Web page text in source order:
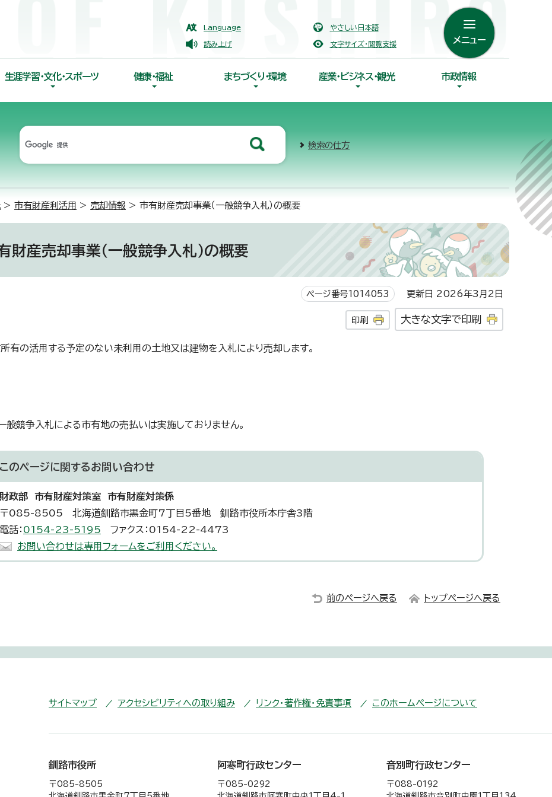
Language やさしい日本語
読み上げ 文字サイズ・閲覧支援 メニュー
生涯学習・文化・スポーツ 健康・福祉 まちづくり・環境 産業・ビジネス・観光 市政情報
検索の仕方
> 市有財産利活用 > 売却情報 > 市有財産売却事業（一般競争入札）の概要
財産売却事業（一般競争入札）の概要
ページ番号1014053 更新日 2026年3月2日
印刷 大きな文字で印刷
有の活用する予定のない未利用の土地又は建物を入札により売却します。
般競争入札による市有地の売払いは実施しておりません。
このページに関するお問い合わせ
財政部 市有財産対策室 市有財産対策係
〒085-8505 北海道釧路市黒金町7丁目5番地 釧路市役所本庁舎3階
電話： 0154-23-5195 ファクス：0154-22-4473
お問い合わせは専用フォームをご利用ください。
前のページへ戻る トップページへ戻る
サイトマップ アクセシビリティへの取り組み リンク・著作権・免責事項 このホームページについて
釧路市役所
〒085-8505
阿寒町行政センター
〒085-0292
音別町行政センター
〒088-0192